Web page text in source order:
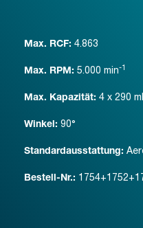
Max. RCF: 4.863
Max. RPM: 5.000 min-1
Max. Kapazität: 4 x 290 ml
Winkel: 90°
Standardausstattung:
Bestell-Nr.: